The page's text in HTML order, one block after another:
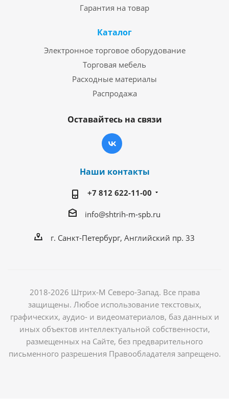
Гарантия на товар
Каталог
Электронное торговое оборудование
Торговая мебель
Расходные материалы
Распродажа
Оставайтесь на связи
Наши контакты
+7 812 622-11-00
info@shtrih-m-spb.ru
г. Санкт-Петербург, Английский пр. 33
2018-2026 Штрих-М Северо-Запад. Все права
защищены. Любое использование текстовых,
графических, аудио- и видеоматериалов, баз данных и
иных объектов интеллектуальной собственности,
размещенных на Сайте, без предварительного
письменного разрешения Правообладателя запрещено.